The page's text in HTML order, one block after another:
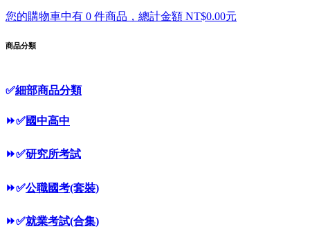
您的購物車中有 0 件商品，總計金額 NT$0.00元
商品分類
✅細部商品分類
⏩✅國中高中
⏩✅研究所考試
⏩✅公職國考(套裝)
⏩✅就業考試(合集)